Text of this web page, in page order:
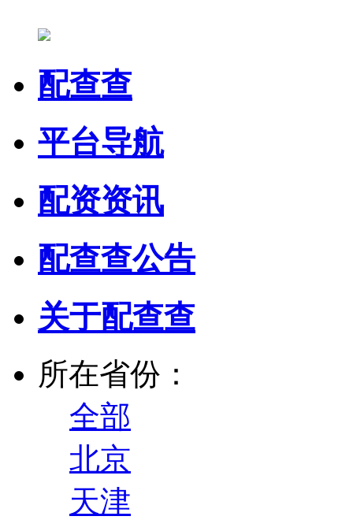
配查查
平台导航
配资资讯
配查查公告
关于配查查
所在省份：
全部
北京
天津